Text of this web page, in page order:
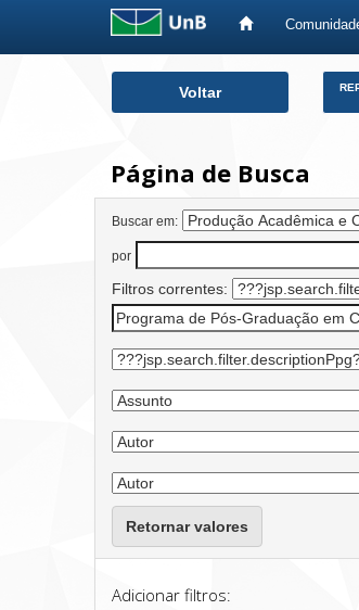
Voltar
Página de Busca
Buscar em:
por
Filtros correntes:
Retornar valores
Adicionar filtros: